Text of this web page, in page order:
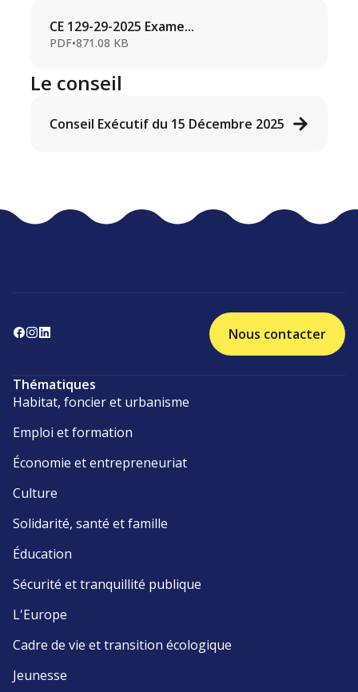
CE 129-29-2025 Exame...
PDF•871.08 KB
Le conseil
Conseil Exécutif du 15 Décembre 2025
Nous contacter
Thématiques
Habitat, foncier et urbanisme
Emploi et formation
Économie et entrepreneuriat
Culture
Solidarité, santé et famille
Éducation
Sécurité et tranquillité publique
L'Europe
Cadre de vie et transition écologique
Jeunesse